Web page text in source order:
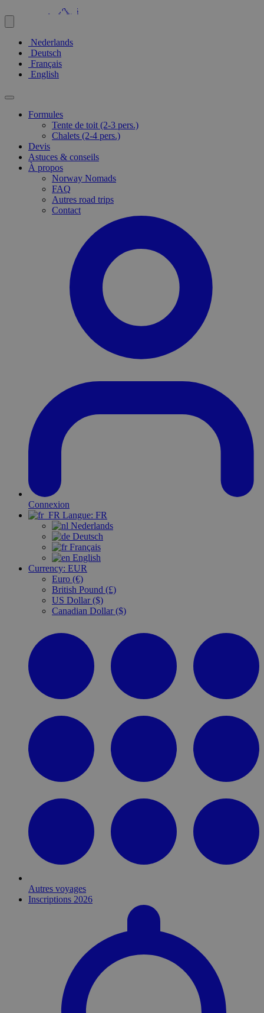
Nederlands
Deutsch
Français
English
Formules
Tente de toit (2-3 pers.)
Chalets (2-4 pers.)
Devis
Astuces & conseils
À propos
Norway Nomads
FAQ
Autres road trips
Contact
Connexion
Langue: FR
Nederlands
Deutsch
Français
English
Currency: EUR
Euro (€)
British Pound (£)
US Dollar ($)
Canadian Dollar ($)
Autres voyages
Inscriptions 2026